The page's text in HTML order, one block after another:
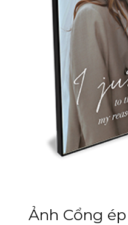
Ảnh Cổng